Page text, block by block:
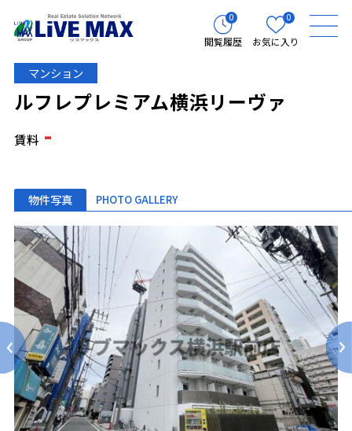
0
閲覧履歴
0
お気に入り
マンション
ルフレプレミアム横浜リーヴァ
賃料 -
物件写真 PHOTO GALLERY